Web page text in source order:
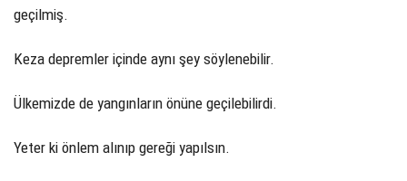
geçilmiş.
Keza depremler içinde aynı şey söylenebilir.
Ülkemizde de yangınların önüne geçilebilirdi.
Yeter ki önlem alınıp gereği yapılsın.